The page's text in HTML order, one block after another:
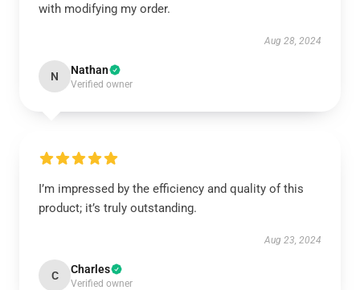
with modifying my order.
Aug 28, 2024
N Nathan
Verified owner
I’m impressed by the efficiency and quality of this
product; it’s truly outstanding.
Aug 23, 2024
C Charles
Verified owner